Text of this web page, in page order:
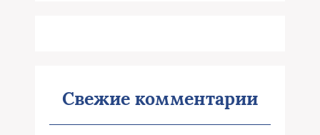
Свежие комментарии